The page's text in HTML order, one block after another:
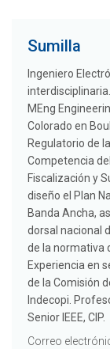
Sumilla
Ingeniero
MEng
Colorado en
Regulatorio de
Competencia
Fiscalización y
diseño el Plan
Banda Ancha,
dorsal nacional
de la normativa
Experiencia en
de la Comisión
Indecopi.
Senior IEEE, CIP.
Correo